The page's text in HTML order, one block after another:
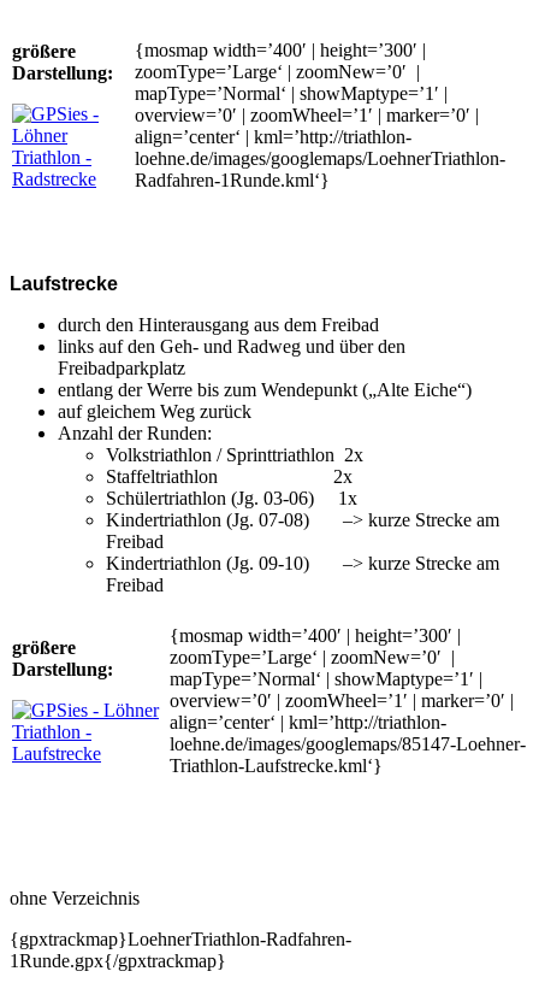
größere
Darstellung:
{mosmap width=’400′ | height=’300′ |
zoomType=’Large‘ | zoomNew=’0′ |
mapType=’Normal‘ | showMaptype=’1′ |
overview=’0′ | zoomWheel=’1′ | marker=’0′ |
align=’center‘ | kml=’http://triathlon-
loehne.de/images/googlemaps/LoehnerTriathlon-
Radfahren-1Runde.kml‘}
Laufstrecke
durch den Hinterausgang aus dem Freibad
links auf den Geh- und Radweg und über den
Freibadparkplatz
entlang der Werre bis zum Wendepunkt („Alte Eiche“)
auf gleichem Weg zurück
Anzahl der Runden:
Volkstriathlon / Sprinttriathlon 2x
Staffeltriathlon 2x
Schülertriathlon (Jg. 03-06) 1x
Kindertriathlon (Jg. 07-08) –> kurze Strecke am
Freibad
Kindertriathlon (Jg. 09-10) –> kurze Strecke am
Freibad
größere
Darstellung:
{mosmap width=’400′ | height=’300′ |
zoomType=’Large‘ | zoomNew=’0′ |
mapType=’Normal‘ | showMaptype=’1′ |
overview=’0′ | zoomWheel=’1′ | marker=’0′ |
align=’center‘ | kml=’http://triathlon-
loehne.de/images/googlemaps/85147-Loehner-
Triathlon-Laufstrecke.kml‘}
ohne Verzeichnis
{gpxtrackmap}LoehnerTriathlon-Radfahren-
1Runde.gpx{/gpxtrackmap}